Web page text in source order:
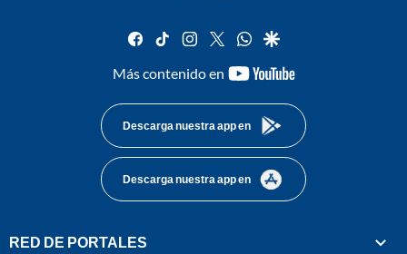
facebook
tiktok instagram
twitterwhatsapp
google
Más contenido en
youtube-
Descarga nuestra app en
Descarga nuestra app en
RED DE PORTALES